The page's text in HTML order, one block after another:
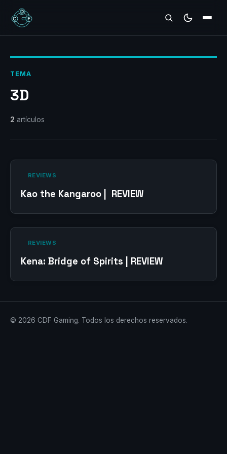
REVIEWS
TEMA
3D
2 artículos
‎ REVIEWS‎
Kao the Kangaroo | REVIEW
‎ REVIEWS‎
Kena: Bridge of Spirits | REVIEW
© 2026 CDF Gaming. Todos los derechos reservados.